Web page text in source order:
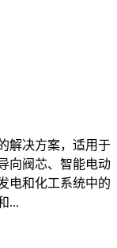
解决方案，适用于
向阀芯、智能电动
电和化工系统中的
...